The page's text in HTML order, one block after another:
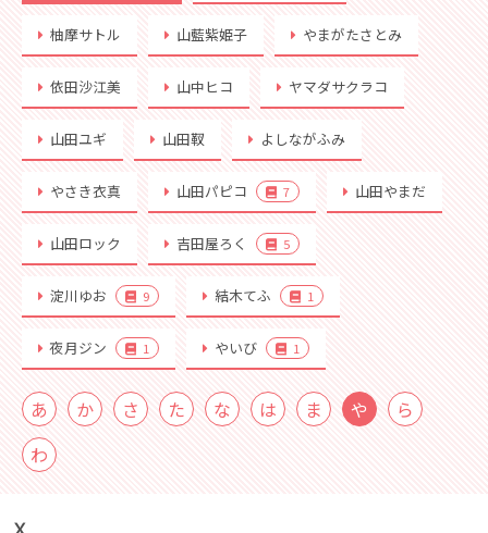
柚摩サトル 山藍紫姫子 やまがたさとみ
依田沙江美 山中ヒコ ヤマダサクラコ
山田ユギ 山田靫 よしながふみ
やさき衣真 山田パピコ 7 山田やまだ
山田ロック 吉田屋ろく 5
淀川ゆお 9 結木てふ 1
夜月ジン 1 やいび 1
あ か さ た な は ま や
ら
わ